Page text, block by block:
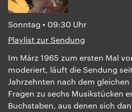
Sonntag • 09:30 Uhr
Playlist zur Sendung
Im März 1965 zum ersten Mal
moderiert, läuft die Sendung
Jahrzehnten nach dem gleichen
Fragen zu sechs Musikstücken
Buchstaben, aus denen sich